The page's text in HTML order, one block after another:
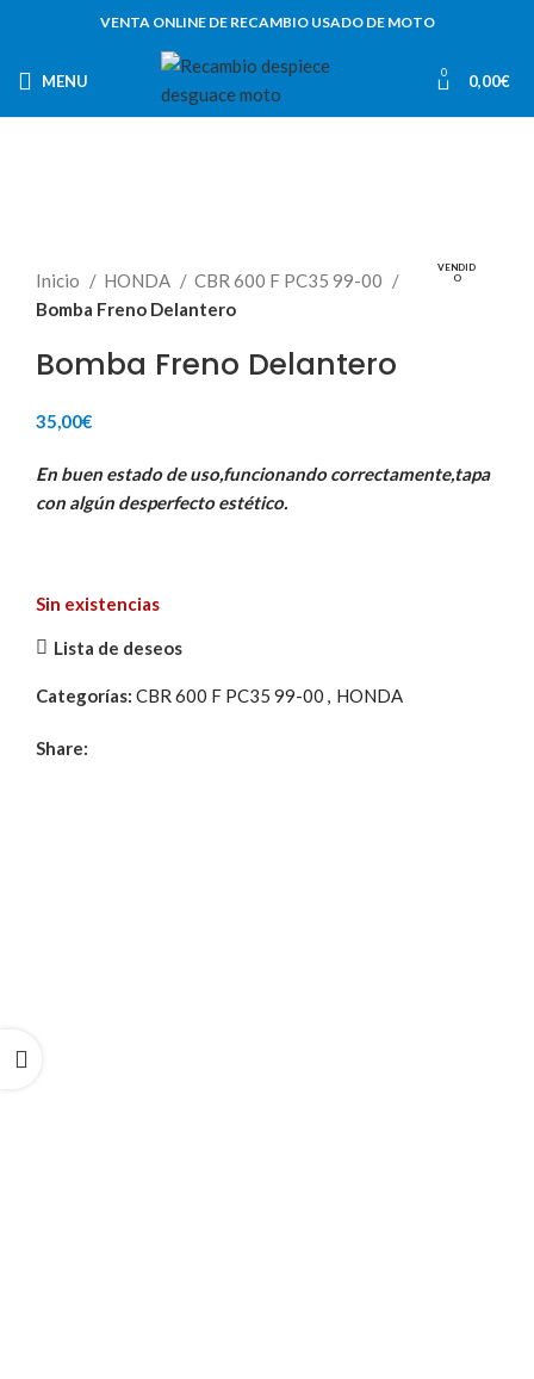
VENTA ONLINE DE RECAMBIO USADO DE MOTO
MENU 0 0,00€
VENDID
O
Inicio HONDA
CBR 600 F PC35 99-00
Bomba Freno Delantero
Bomba Freno Delantero
35,00€
En buen estado de uso,funcionando correctamente,tapa
con algún desperfecto estético.
Sin existencias
Lista de deseos
Categorías: CBR 600 F PC35 99-00 , HONDA
Share: